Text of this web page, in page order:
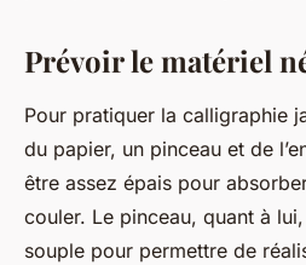
Prévoir le matériel
Pour pratiquer la calligraphie
du papier, un pinceau et de
être assez épais pour
couler. Le pinceau, quant à
souple pour permettre de